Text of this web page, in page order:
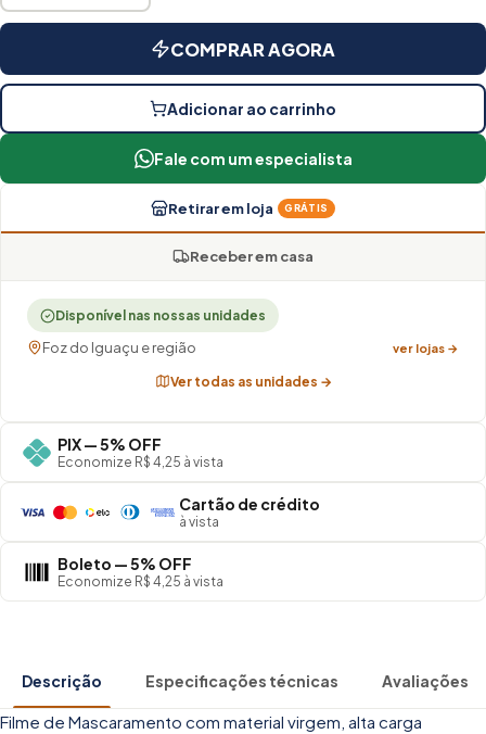
COMPRAR AGORA
Adicionar ao carrinho
Fale com um especialista
Retirar em loja GRÁTIS
Receber em casa
Disponível nas nossas unidades
Foz do Iguaçu e região ver lojas →
Ver todas as unidades →
PIX — 5% OFF
Economize R$ 4,25 à vista
Cartão de crédito
à vista
Boleto — 5% OFF
Economize R$ 4,25 à vista
Descrição Especificações técnicas Avaliações
Filme de Mascaramento com material virgem, alta carga